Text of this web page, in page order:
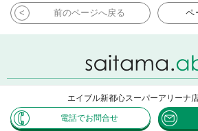
前のページへ戻る ペ
Copyright ABLE INC. All
Powered by CHINTAI
エイブル新都心スーパーアリーナ
電話でお問合せ